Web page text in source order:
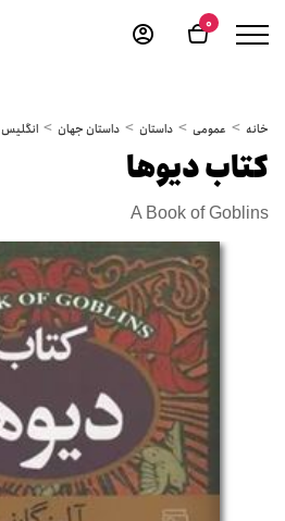
0
خانه عمومی داستان داستان جهان انگلیس
کتاب دیوها
A Book of Goblins